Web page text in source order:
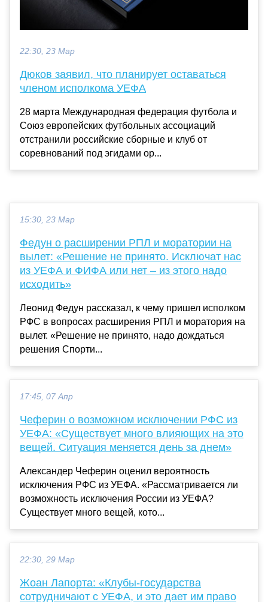
22:30, 23 Мар
Дюков заявил, что планирует оставаться
членом исполкома УЕФА
28 марта Международная федерация футбола и
Союз европейских футбольных ассоциаций
отстранили российские сборные и клуб от
соревнований под эгидами ор...
15:30, 23 Мар
Федун о расширении РПЛ и моратории на
вылет: «Решение не принято. Исключат нас
из УЕФА и ФИФА или нет – из этого надо
исходить»
Леонид Федун рассказал, к чему пришел исполком
РФС в вопросах расширения РПЛ и моратория на
вылет. «Решение не принято, надо дождаться
решения Спорти...
17:45, 07 Апр
Чеферин о возможном исключении РФС из
УЕФА: «Существует много влияющих на это
вещей. Ситуация меняется день за днем»
Александер Чеферин оценил вероятность
исключения РФС из УЕФА. «Рассматривается ли
возможность исключения России из УЕФА?
Существует много вещей, кото...
22:30, 29 Мар
Жоан Лапорта: «Клубы-государства
сотрудничают с УЕФА, и это дает им право